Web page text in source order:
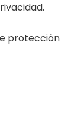
protección